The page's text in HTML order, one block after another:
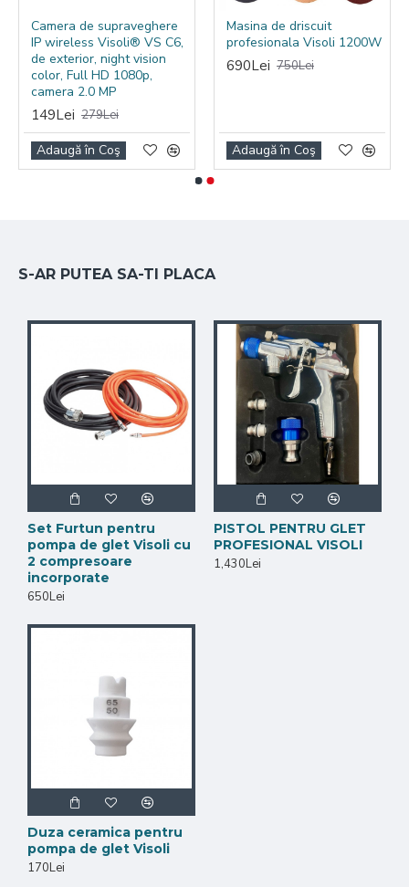
Camera de supraveghere
IP wireless Visoli® VS C6,
de exterior, night vision
color, Full HD 1080p,
camera 2.0 MP
149Lei 279Lei
Adaugă în Coş
Masina de driscuit
profesionala Visoli 1200W
690Lei 750Lei
Adaugă în Coş
S-AR PUTEA SA-TI PLACA
Set Furtun pentru
pompa de glet Visoli cu
2 compresoare
incorporate
650Lei
PISTOL PENTRU GLET
PROFESIONAL VISOLI
1,430Lei
Duza ceramica pentru
pompa de glet Visoli
170Lei